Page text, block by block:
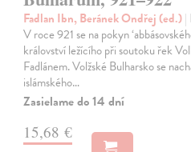
Fadlan Ibn, Beránek Ondřej (ed.)|
V roce 921 se na pokyn
království ležícího při soutoku řek
Fadlánem. Volžské Bulharsko se
islámského…
Zasielame do 14 dní
15,68 €